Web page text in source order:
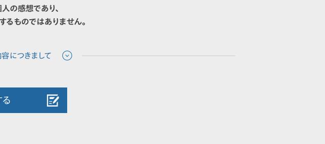
の感想であり、
るものではありません。